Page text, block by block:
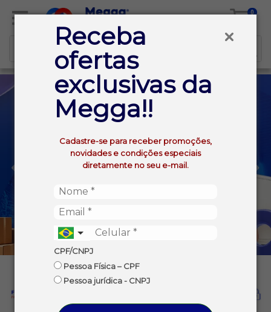
Receba
ofertas
exclusivas da
Megga!!
Cadastre-se para receber promoções,
novidades e condições especiais
diretamente no seu e-mail.
CPF/CNPJ
Pessoa Física – CPF
Pessoa jurídica - CNPJ
0